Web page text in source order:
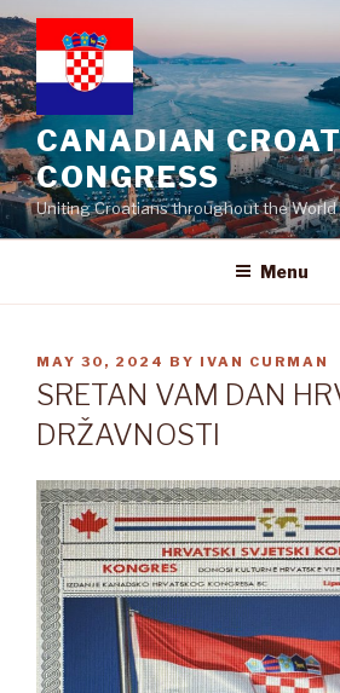
Skip
to
content
CANADIAN
CONGRESS
Uniting Croatians throughout the World
Menu
POSTED
ON
MAY 30, 2024 BY IVAN CURMAN
SRETAN VAM DAN
DRŽAVNOSTI